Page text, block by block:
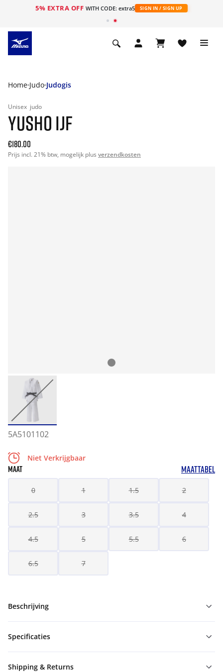
5% EXTRA OFF WITH CODE: extra5 SIGN IN / SIGN UP
Home Judo Judogis
Unisex judo
YUSHO IJF
€180.00
Prijs incl. 21% btw, mogelijk plus verzendkosten
5A5101102
Niet Verkrijgbaar
MAAT MAATTABEL
0 1 1.5 2
2.5 3 3.5 4
4.5 5 5.5 6
6.5 7
Beschrijving
Specificaties
Shipping & Returns